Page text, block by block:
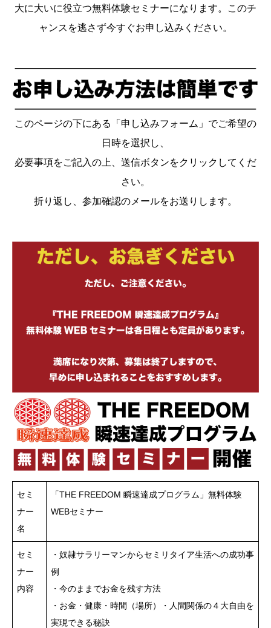
大に大いに役立つ無料体験セミナーになります。このチ
ャンスを逃さず今すぐお申し込みください。
このページの下にある「申し込みフォーム」でご希望の
日時を選択し、
必要事項をご記入の上、送信ボタンをクリックしてくだ
さい。
折り返し、参加確認のメールをお送りします。
セミ
ナー
名
「THE FREEDOM 瞬速達成プログラム」無料体験
WEBセミナー
セミ
ナー
内容
・奴隷サラリーマンからセミリタイア生活への成功事
例
・今のままでお金を残す方法
・お金・健康・時間（場所）・人間関係の４大自由を
実現できる秘訣